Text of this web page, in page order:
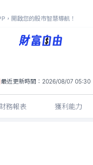
，開啟您的股市智慧導航！
45.30
0.44%
最近更新時間： 2026/08/07 05:30
財務報表 獲利能力